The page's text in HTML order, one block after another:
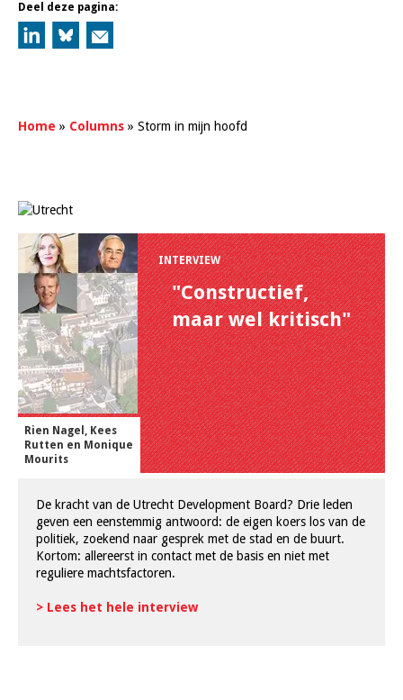
Deel deze pagina:
Home » Columns » Storm in mijn hoofd
Rien Nagel, Kees
Rutten en Monique
Mourits
INTERVIEW
"Constructief,
maar wel kritisch"
De kracht van de Utrecht Development Board? Drie leden
geven een eenstemmig antwoord: de eigen koers los van de
politiek, zoekend naar gesprek met de stad en de buurt.
Kortom: allereerst in contact met de basis en niet met
reguliere machtsfactoren.
> Lees het hele interview